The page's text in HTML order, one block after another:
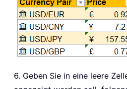
6. Geben Sie in eine leere